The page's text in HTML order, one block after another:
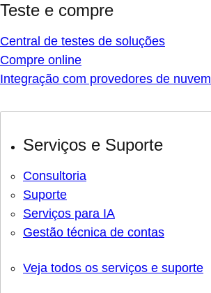
Teste e compre
Central de testes de soluções
Compre online
Integração com provedores de nuvem
Serviços e Suporte
Consultoria
Suporte
Serviços para IA
Gestão técnica de contas
Veja todos os serviços e suporte